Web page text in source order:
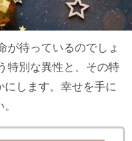
が待っているのでしょ
特別な異性と、その特
します。幸せを手に